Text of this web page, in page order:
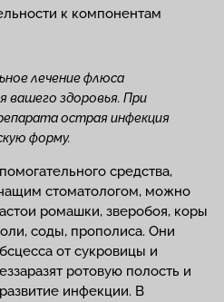
к компонентам
лечение флюса
вашего здоровья. При
острая инфекция
форму.
средства,
стоматологом, можно
ромашки, зверобоя, коры
соды, прополиса. Они
от сукровицы и
ротовую полость и
инфекции. В